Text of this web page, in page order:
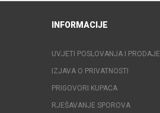
INFORMACIJE
UVJETI POSLOVANJA I PRODAJE
IZJAVA O PRIVATNOSTI
PRIGOVORI KUPACA
RJEŠAVANJE SPOROVA